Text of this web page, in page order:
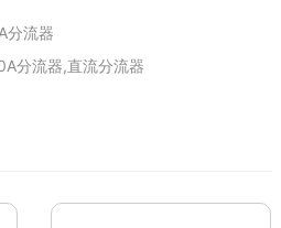
分流器
分流器,直流分流器